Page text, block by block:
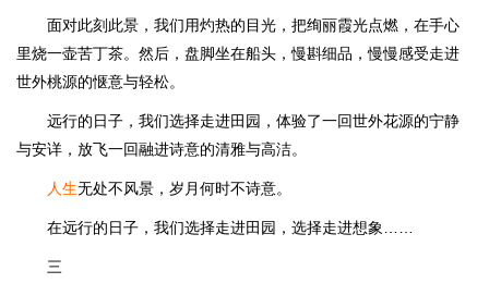
面对此刻此景，我们用灼热的目光，把绚丽霞光点燃，在手心
里烧一壶苦丁茶。然后，盘脚坐在船头，慢斟细品，慢慢感受走进
世外桃源的惬意与轻松。
远行的日子，我们选择走进田园，体验了一回世外花源的宁静
与安详，放飞一回融进诗意的清雅与高洁。
人生无处不风景，岁月何时不诗意。
在远行的日子，我们选择走进田园，选择走进想象……
三